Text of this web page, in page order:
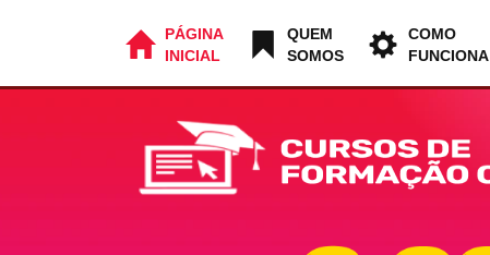
PÁGINA
INICIAL
QUEM
SOMOS
COMO
FUNCIONA